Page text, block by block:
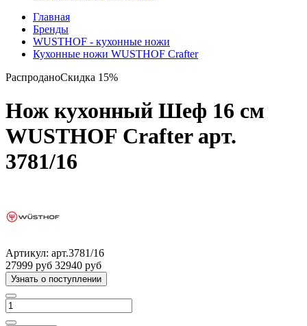
Главная
Бренды
WUSTHOF - кухонные ножи
Кухонные ножи WUSTHOF Crafter
РаспроданоСкидка 15%
Нож кухонный Шеф 16 см
WUSTHOF Crafter арт.
3781/16
Артикул: арт.3781/16
27999 руб 32940 руб
Узнать о поступлении